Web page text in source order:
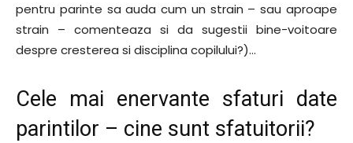
pentru parinte sa auda cum un strain – sau aproape
strain – comenteaza si da sugestii bine-voitoare
despre cresterea si disciplina copilului?)…
Cele mai enervante sfaturi date
parintilor – cine sunt sfatuitorii?